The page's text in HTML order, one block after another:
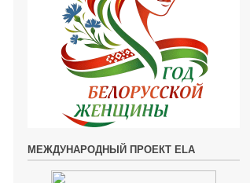
МЕЖДУНАРОДНЫЙ ПРОЕКТ ELA